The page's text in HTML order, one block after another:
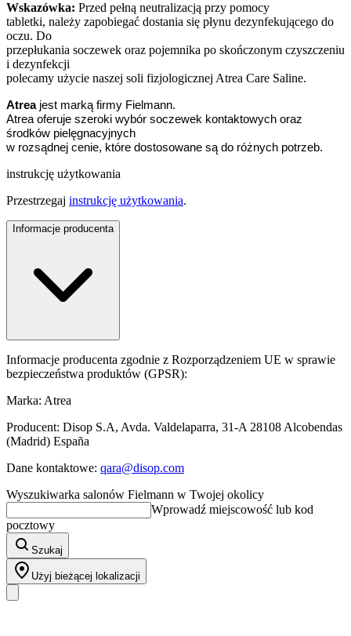
Wskazówka: Przed pełną neutralizacją przy pomocy
tabletki, należy zapobiegać dostania się płynu dezynfekującego do
oczu. Do
przepłukania soczewek oraz pojemnika po skończonym czyszczeniu
i dezynfekcji
polecamy użycie naszej soli fizjologicznej Atrea Care Saline.
Atrea jest marką firmy Fielmann.
Atrea oferuje szeroki wybór soczewek kontaktowych oraz
środków pielęgnacyjnych
w rozsądnej cenie, które dostosowane są do różnych potrzeb.
instrukcję użytkowania
Przestrzegaj instrukcję użytkowania.
Informacje producenta
Informacje producenta zgodnie z Rozporządzeniem UE w sprawie
bezpieczeństwa produktów (GPSR):
Marka: Atrea
Producent: Disop S.A, Avda. Valdelaparra, 31-A 28108 Alcobendas
(Madrid) España
Dane kontaktowe: qara@disop.com
Wyszukiwarka salonów Fielmann w Twojej okolicy
Wprowadź miejscowość lub kod
pocztowy
Szukaj
Użyj bieżącej lokalizacji